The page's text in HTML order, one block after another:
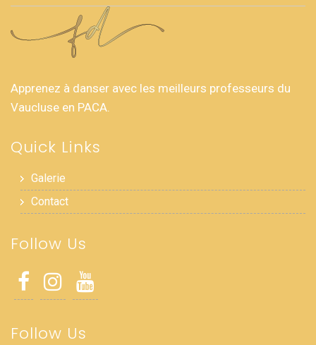
Apprenez à danser avec les meilleurs professeurs du
Vaucluse en PACA.
Quick Links
Galerie
Contact
Follow Us
Follow Us